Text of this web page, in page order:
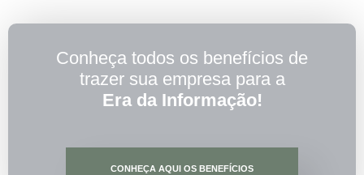
Conheça todos os benefícios de
trazer sua empresa para a
Era da Informação!
CONHEÇA AQUI OS BENEFÍCIOS